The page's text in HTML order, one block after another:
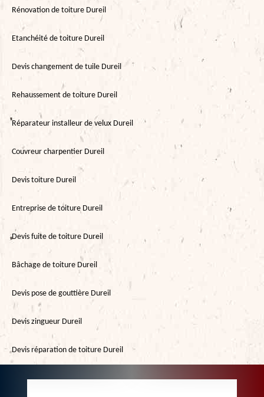
Rénovation de toiture Dureil
Etanchéité de toiture Dureil
Devis changement de tuile Dureil
Rehaussement de toiture Dureil
Réparateur installeur de velux Dureil
Couvreur charpentier Dureil
Devis toiture Dureil
Entreprise de toiture Dureil
Devis fuite de toiture Dureil
Bâchage de toiture Dureil
Devis pose de gouttière Dureil
Devis zingueur Dureil
Devis réparation de toiture Dureil